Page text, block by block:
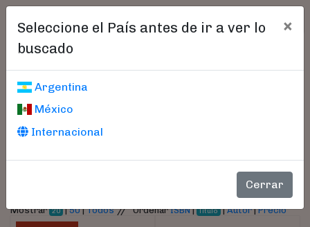
Seleccione el País antes de ir a ver lo
buscado
×
Argentina
México
Internacional
Cerrar
Libros encontrados
Parámetros
Mostrar 20 |50|Todos//OrdenarISBN| Título |Autor|Precio